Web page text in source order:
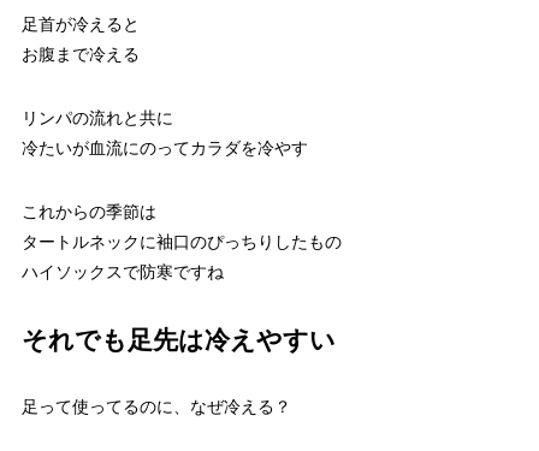
足首が冷えると
お腹まで冷える
リンパの流れと共に
冷たいが血流にのってカラダを冷やす
これからの季節は
タートルネックに袖口のぴっちりしたもの
ハイソックスで防寒ですね
それでも足先は冷えやすい
足って使ってるのに、なぜ冷える？